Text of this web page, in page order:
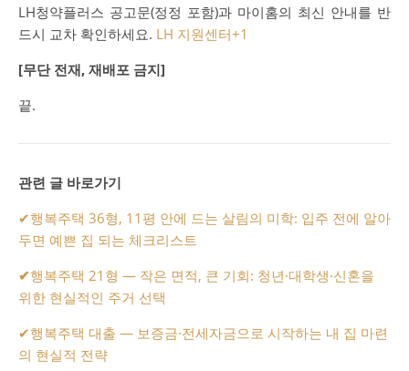
LH청약플러스 공고문(정정 포함)과 마이홈의 최신 안내를 반
드시 교차 확인하세요. LH 지원센터+1
[무단 전재, 재배포 금지]
끝.
관련 글 바로가기
✔행복주택 36형, 11평 안에 드는 살림의 미학: 입주 전에 알아
두면 예쁜 집 되는 체크리스트
✔행복주택 21형 — 작은 면적, 큰 기회: 청년·대학생·신혼을
위한 현실적인 주거 선택
✔행복주택 대출 — 보증금·전세자금으로 시작하는 내 집 마련
의 현실적 전략